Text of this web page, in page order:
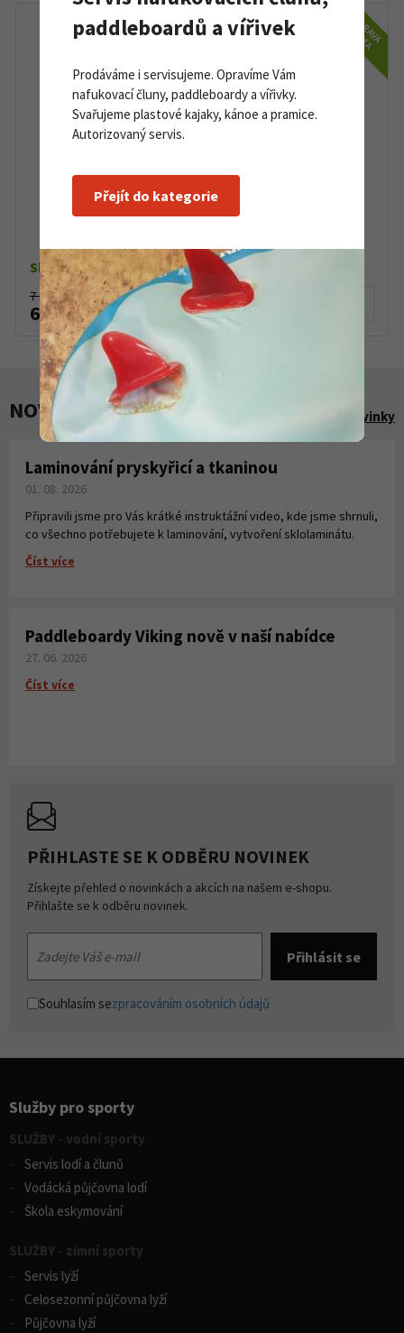
DOPRAVA
ZDARMA
Plovací vesta Palm Extrem PFD ocean cobalt
Skladem dle varianty
7 150 Kč
6 760 Kč
NOVINKY A AKCE Zobrazit všechny novinky
Laminování pryskyřicí a tkaninou
01. 08. 2026
Připravili jsme pro Vás krátké instruktážní video, kde jsme shrnuli,
co všechno potřebujete k laminování, vytvoření sklolaminátu.
Číst více
Paddleboardy Viking nově v naší nabídce
27. 06. 2026
Číst více
PŘIHLASTE SE K ODBĚRU NOVINEK
Získejte přehled o novinkách a akcích na našem e-shopu.
Přihlašte se k odběru novinek.
Souhlasím sezpracováním osobních údajů
Služby pro sporty
SLUŽBY - vodní sporty
Servis lodí a člunů
Vodácká půjčovna lodí
Škola eskymování
SLUŽBY - zimní sporty
Servis lyží
Celosezonní půjčovna lyží
Půjčovna lyží
paddleboardů a vířivek
Prodáváme i servisujeme. Opravíme Vám
nafukovací čluny, paddleboardy a vířivky.
Svařujeme plastové kajaky, kánoe a pramice.
Autorizovaný servis.
Přejít do kategorie